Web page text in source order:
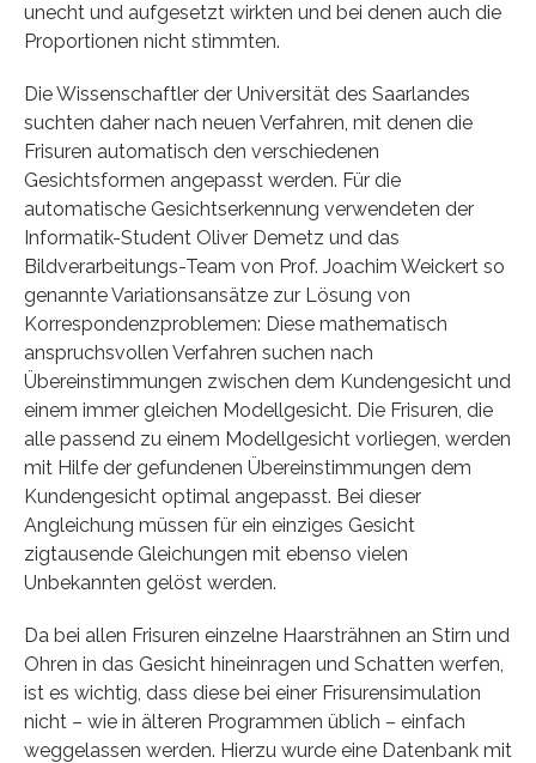
unecht und aufgesetzt wirkten und bei denen auch die
Proportionen nicht stimmten.
Die Wissenschaftler der Universität des Saarlandes
suchten daher nach neuen Verfahren, mit denen die
Frisuren automatisch den verschiedenen
Gesichtsformen angepasst werden. Für die
automatische Gesichtserkennung verwendeten der
Informatik-Student Oliver Demetz und das
Bildverarbeitungs-Team von Prof. Joachim Weickert so
genannte Variationsansätze zur Lösung von
Korrespondenzproblemen: Diese mathematisch
anspruchsvollen Verfahren suchen nach
Übereinstimmungen zwischen dem Kundengesicht und
einem immer gleichen Modellgesicht. Die Frisuren, die
alle passend zu einem Modellgesicht vorliegen, werden
mit Hilfe der gefundenen Übereinstimmungen dem
Kundengesicht optimal angepasst. Bei dieser
Angleichung müssen für ein einziges Gesicht
zigtausende Gleichungen mit ebenso vielen
Unbekannten gelöst werden.
Da bei allen Frisuren einzelne Haarsträhnen an Stirn und
Ohren in das Gesicht hineinragen und Schatten werfen,
ist es wichtig, dass diese bei einer Frisurensimulation
nicht – wie in älteren Programmen üblich – einfach
weggelassen werden. Hierzu wurde eine Datenbank mit